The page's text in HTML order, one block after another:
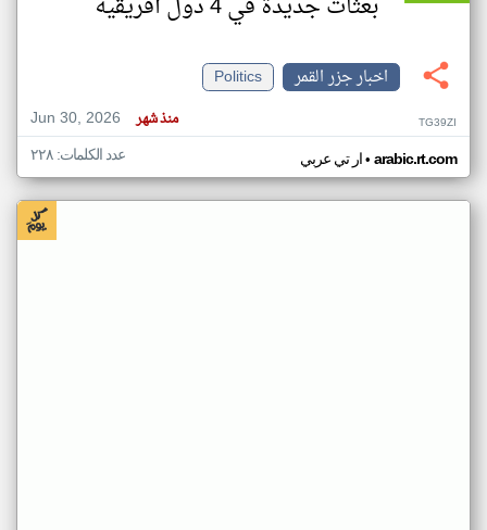
اخبار جزر القمر
Politics
Jun 30, 2026
منذ شهر TG39ZI
ار تي عربي• arabic.rt.com عدد الكلمات: ٢٢٨